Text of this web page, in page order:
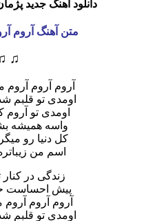
دانلود آهنگ جدید
متن آهنگ آروم
♫
آروم آروم آروم
اومدی تو قلبم
اومدی تو آروم
واسه همیشه بشی
کل دنیا رو
اسم من زیباتره
زندگی در کنار
پیش احساست
آروم آروم آروم
اومدی تو قلبم